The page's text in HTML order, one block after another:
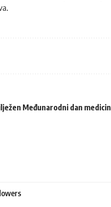
Međunarodni dan